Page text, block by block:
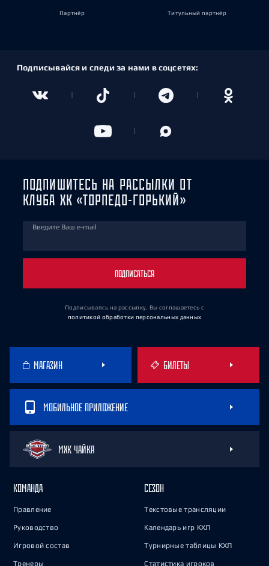
Партнёр Титульный партнёр
Подписывайся и следи за нами в соцсетях:
ПОДПИШИТЕСЬ НА РАССЫЛКИ ОТ
КЛУБА ХК «ТОРПЕДО-ГОРЬКИЙ»
Введите Ваш e-mail
ПОДПИСАТЬСЯ
Подписываясь на рассылку, Вы соглашаетесь с
политикой обработки персональных данных
МАГАЗИН БИЛЕТЫ
МОБИЛЬНОЕ ПРИЛОЖЕНИЕ
МХК ЧАЙКА
КОМАНДА
Правление
Руководство
Игровой состав
Тренеры
СЕЗОН
Текстовые трансляции
Календарь игр КХЛ
Турнирные таблицы КХЛ
Статистика игроков